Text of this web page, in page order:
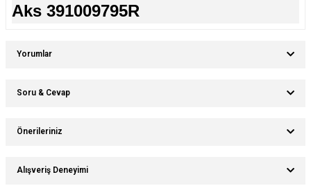
Aks 391009795R
Yorumlar
Soru & Cevap
Önerileriniz
Bu ürünün fiyat bilgisi, resim, ürün açıklamalarında ve diğer konularda
yetersiz gördüğünüz noktaları öneri formunu kullanarak tarafımıza
Alışveriş Deneyimi